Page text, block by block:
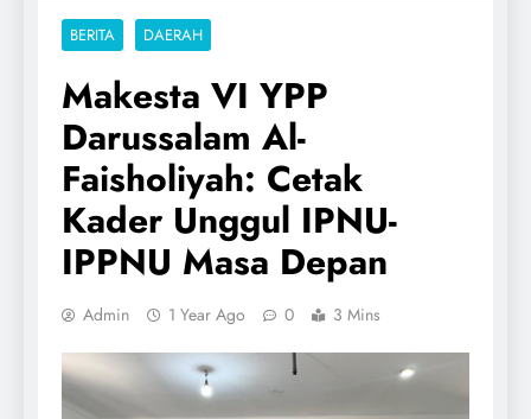
BERITA DAERAH
Makesta VI YPP
Darussalam Al-
Faisholiyah: Cetak
Kader Unggul IPNU-
IPPNU Masa Depan
Admin 1 Year Ago 0 3 Mins